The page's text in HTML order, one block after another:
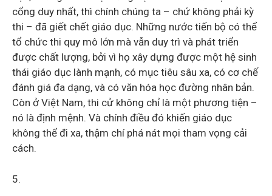
cổng duy nhất, thì chính chúng ta – chứ không phải kỳ
thi – đã giết chết giáo dục. Những nước tiến bộ có thể
tổ chức thi quy mô lớn mà vẫn duy trì và phát triển
được chất lượng, bởi vì họ xây dựng được một hệ sinh
thái giáo dục lành mạnh, có mục tiêu sâu xa, có cơ chế
đánh giá đa dạng, và có văn hóa học đường nhân bản.
Còn ở Việt Nam, thi cử không chỉ là một phương tiện –
nó là định mệnh. Và chính điều đó khiến giáo dục
không thể đi xa, thậm chí phá nát mọi tham vọng cải
cách.
5.